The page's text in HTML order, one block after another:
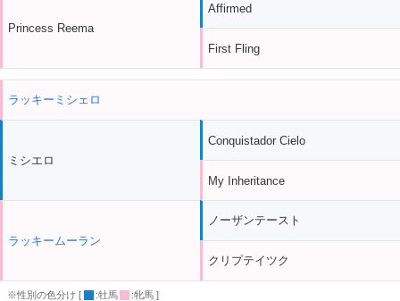
Princess Reema
Affirmed
First Fling
ラッキーミシェロ
ミシエロ
ラッキームーラン
Conquistador Cielo
My Inheritance
ノーザンテースト
クリプテイツク
※性別の色分け [ :牡馬 :牝馬 ]